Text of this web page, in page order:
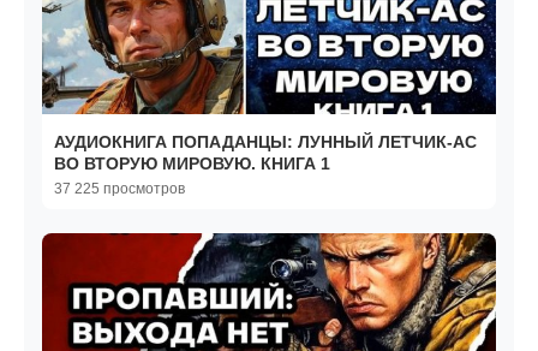
АУДИОКНИГА ПОПАДАНЦЫ: ЛУННЫЙ ЛЕТЧИК-АС
ВО ВТОРУЮ МИРОВУЮ. КНИГА 1
37 225 просмотров